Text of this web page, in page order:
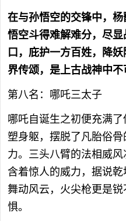
在与孙悟空的交锋中，
悟空斗得难解难分，尽
口，庇护一方百姓，降
界传颂，是上古战神中不
第八名：哪吒三太子
哪吒自诞生之初便充满
塑身躯，摆脱了凡胎俗
力。三头八臂的法相威
含着惊人的威力，据说
舞动风云，火尖枪更是
惧。